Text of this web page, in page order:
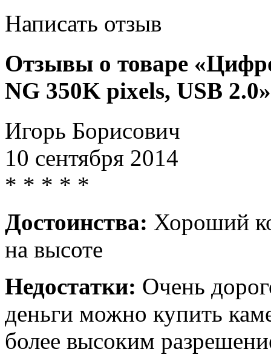
Написать отзыв
Отзывы о товаре
NG 350K pixels, USB 2.0»
Игорь Борисович
10 сентября 2014
* * * * *
Достоинства: Хороший
на высоте
Недостатки: Очень
деньги можно купить
более высоким